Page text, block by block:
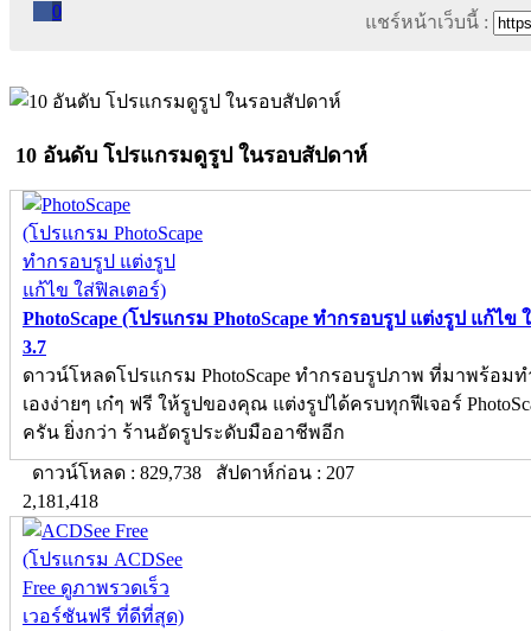
0
แชร์หน้าเว็บนี้ :
10 อันดับ โปรแกรมดูรูป ในรอบสัปดาห์
PhotoScape (โปรแกรม PhotoScape ทำกรอบรูป แต่งรูป แก้ไข
3.7
ดาวน์โหลดโปรแกรม PhotoScape ทํากรอบรูปภาพ ที่มาพร้อม
เองง่ายๆ เก๋ๆ ฟรี ให้รูปของคุณ แต่งรูปได้ครบทุกฟีเจอร์
ครัน ยิ่งกว่า ร้านอัดรูประดับมืออาชีพอีก
ดาวน์โหลด : 829,738 สัปดาห์ก่อน : 207
2,181,418